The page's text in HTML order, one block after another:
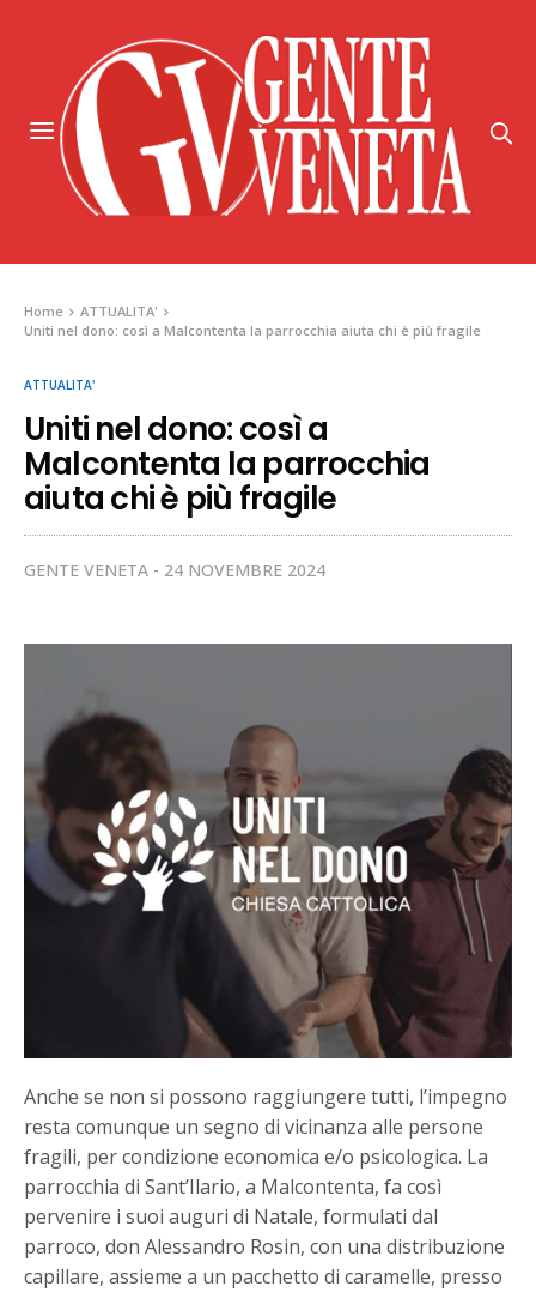
Home
ATTUALITA'
Uniti nel dono: così a Malcontenta la parrocchia aiuta chi è più fragile
ATTUALITA'
Uniti nel dono: così a
Malcontenta la parrocchia
aiuta chi è più fragile
GENTE VENETA 24 NOVEMBRE 2024
Anche se non si possono raggiungere tutti, l’impegno
resta comunque un segno di vicinanza alle persone
fragili, per condizione economica e/o psicologica. La
parrocchia di Sant’Ilario, a Malcontenta, fa così
pervenire i suoi auguri di Natale, formulati dal
parroco, don Alessandro Rosin, con una distribuzione
capillare, assieme a un pacchetto di caramelle, presso